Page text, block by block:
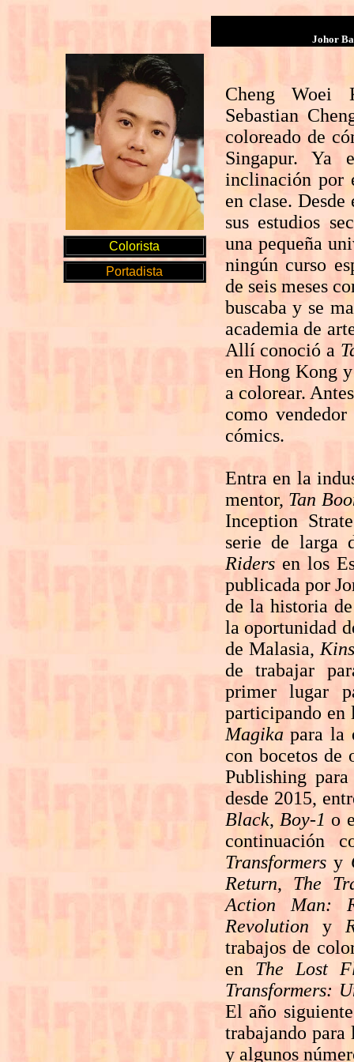
Johor
Colorista
Portadista
Cheng Woei
Sebastian
coloreado de
Singapur. Ya
inclinación por
en clase.
sus estudios
una pequeña
ningún curso
de seis meses
buscaba y se
academia de
Allí conoció a
en Hong Kong
a colorear.
como
cómics.
Entra en la
mentor, Tan
Inception
serie de larga
Ridersen los
publicada por
de la historia
la oportunidad
de Malasia,
de trabajar
primer lugar
participando
Magika para la
con bocetos de
Publishing
desde 2015,
Black, Boy-1 o
continuación
Transformersy
Return, The
Action Man:
Revolution y
trabajos de
en The Lost
Transformers:
El año
trabajando
y algunos